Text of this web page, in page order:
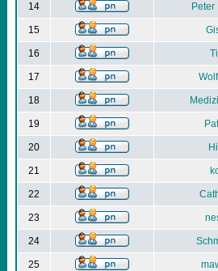
14 Peter
15
16
17
18
19
20
21
22
23
24
25